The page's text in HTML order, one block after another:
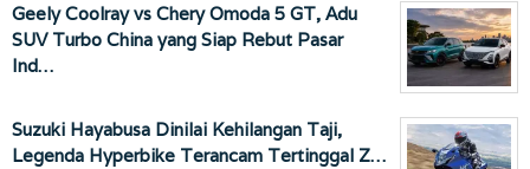
Geely Coolray vs Chery Omoda 5 GT, Adu
SUV Turbo China yang Siap Rebut Pasar
Ind…
Suzuki Hayabusa Dinilai Kehilangan Taji,
Legenda Hyperbike Terancam Tertinggal Z…